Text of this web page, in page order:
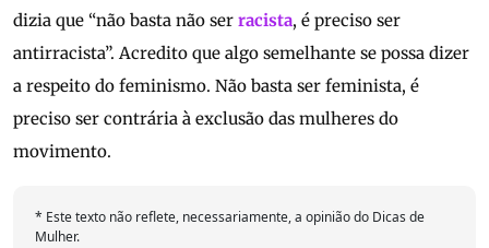
dizia que “não basta não ser racista, é preciso ser
antirracista”. Acredito que algo semelhante se possa dizer
a respeito do feminismo. Não basta ser feminista, é
preciso ser contrária à exclusão das mulheres do
movimento.
* Este texto não reflete, necessariamente, a opinião do Dicas de
Mulher.